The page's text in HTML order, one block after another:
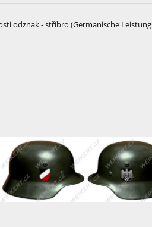
odznak - stříbro (Germanische